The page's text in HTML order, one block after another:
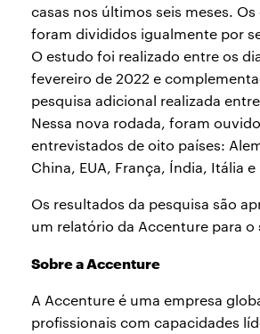
casas nos últimos seis meses.
foram divididos igualmente por
O estudo foi realizado entre os
fevereiro de 2022 e
pesquisa adicional realizada
Nessa nova rodada, foram
entrevistados de oito países:
China, EUA, França, Índia, Itália
Os resultados da pesquisa são
um relatório da Accenture para o
Sobre a Accenture
A Accenture é uma empresa
profissionais com capacidades